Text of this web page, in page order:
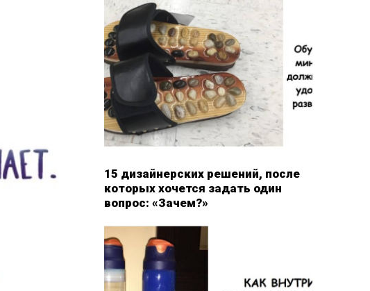
15 дизайнерских решений, после
которых хочется задать один
вопрос: «Зачем?»